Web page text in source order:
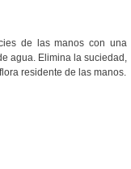
de las manos con una
agua. Elimina la suciedad,
residente de las manos.